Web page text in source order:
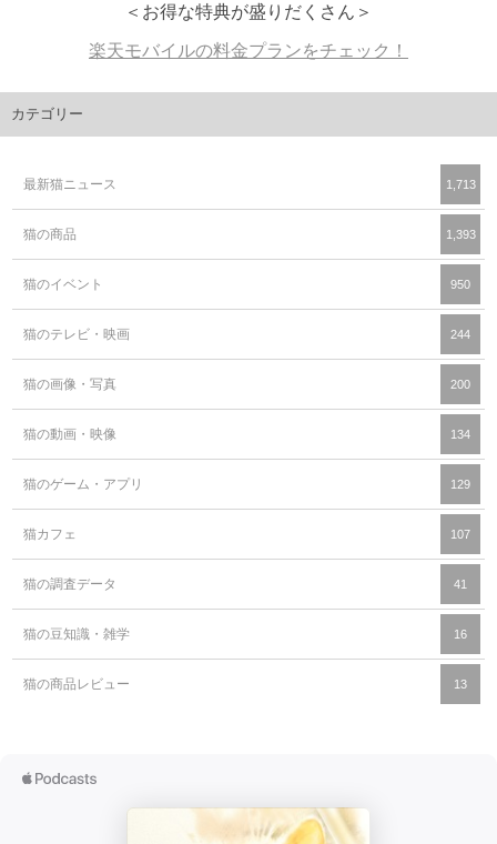
＜お得な特典が盛りだくさん＞
楽天モバイルの料金プランをチェック！
カテゴリー
最新猫ニュース 1,713
猫の商品 1,393
猫のイベント 950
猫のテレビ・映画 244
猫の画像・写真 200
猫の動画・映像 134
猫のゲーム・アプリ 129
猫カフェ 107
猫の調査データ 41
猫の豆知識・雑学 16
猫の商品レビュー 13